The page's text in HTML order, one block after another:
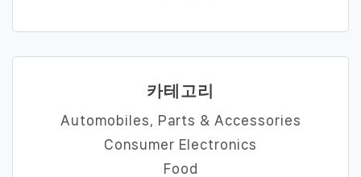
카테고리
Automobiles, Parts & Accessories
Consumer Electronics
Food